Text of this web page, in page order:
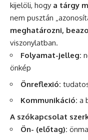
kijelöli, hogy a tárgy
nem pusztán
meghatározni,
viszonylatban.
Folyamat-jelleg:
önkép
Önreflexió:
Kommunikáció: a
A szókapcsolat
Ön- (előtag):